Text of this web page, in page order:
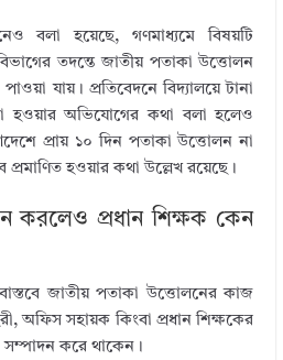
বলা হয়েছে, গণমাধ্যমে বিষয়টি
তদন্তে জাতীয় পতাকা উত্তোলন
যায়। প্রতিবেদনে বিদ্যালয়ে টানা
হওয়ার অভিযোগের কথা বলা হলেও
প্রায় ১০ দিন পতাকা উত্তোলন না
হওয়ার কথা উল্লেখ রয়েছে।
করলেও প্রধান শিক্ষক কেন
বাস্তবে জাতীয় পতাকা উত্তোলনের কাজ
অফিস সহায়ক কিংবা প্রধান শিক্ষকের
সম্পাদন করে থাকেন।